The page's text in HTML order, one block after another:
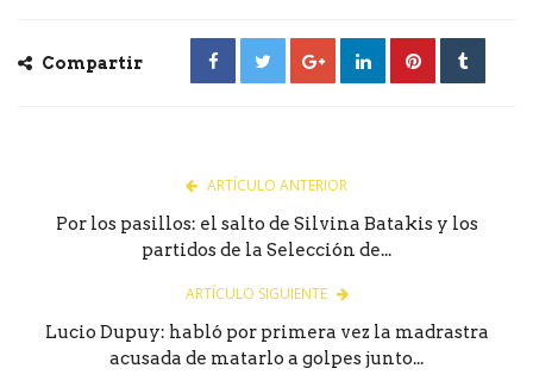
Compartir
ARTÍCULO ANTERIOR
Por los pasillos: el salto de Silvina Batakis y los
partidos de la Selección de...
ARTÍCULO SIGUIENTE
Lucio Dupuy: habló por primera vez la madrastra
acusada de matarlo a golpes junto...